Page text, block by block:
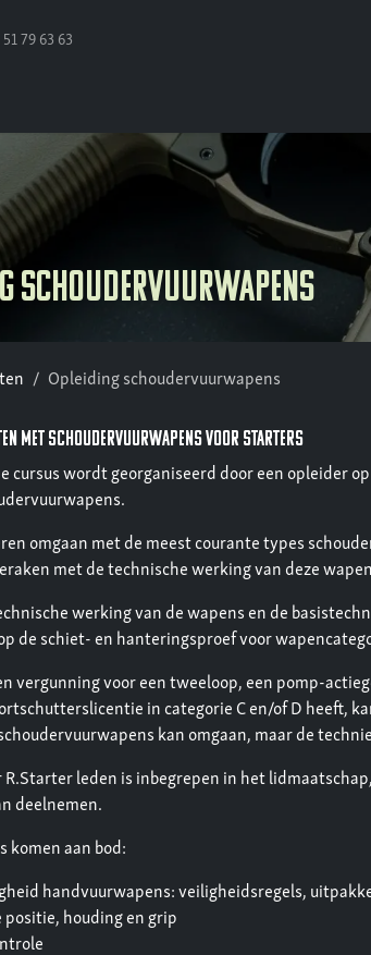
51 79 63 63
schoudervuurwapens
Opleiding schoudervuurwapens
met schoudervuurwapens voor starters
cursus wordt georganiseerd door een opleider
omgaan met de meest courante types
met de technische werking van deze
werking van de wapens en de
de schiet- en hanteringsproef voor
vergunning voor een tweeloop, een pomp-
in categorie C en/of D heeft,
kan omgaan, maar de
R.Starter leden is inbegrepen in het
deelnemen.
komen aan bod:
handvuurwapens: veiligheidsregels,
positie, houding en grip